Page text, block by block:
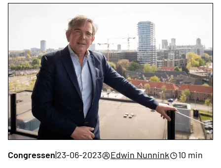
Congressen|23-06-2023 Edwin Nunnink
10 min